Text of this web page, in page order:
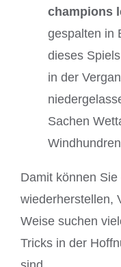
champions
gespalten in
dieses
in der
Sachen
Damit können
wiederherstellen,
Weise suchen
Tricks in der